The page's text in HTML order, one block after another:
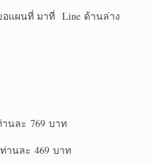
อแผนที่ มาที่ Line ด้านล่าง
ะ 769 บาท
ะ 469 บาท